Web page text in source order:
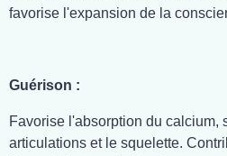
favorise l'expansion de la
Guérison :
Favorise l'absorption du calcium,
articulations et le squelette.